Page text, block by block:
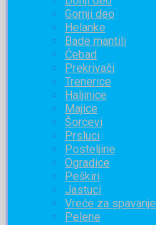
Gornji deo
Helanke
Bade mantili
Ćebad
Prekrivači
Trenerice
Haljinice
Majice
Šorcevi
Prsluci
Posteljine
Ogradice
Peškiri
Jastuci
Vreće za spavanje
Pelene